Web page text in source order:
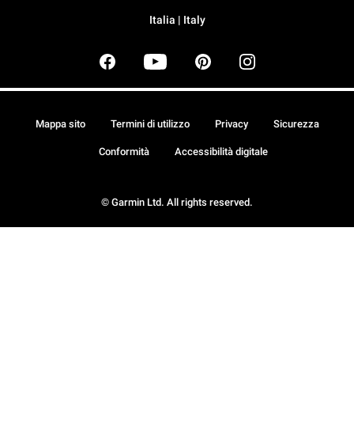
Italia | Italy
© Garmin Ltd. All rights reserved.
Mappa sito Termini di utilizzo Privacy Sicurezza
Conformità Accessibilità digitale